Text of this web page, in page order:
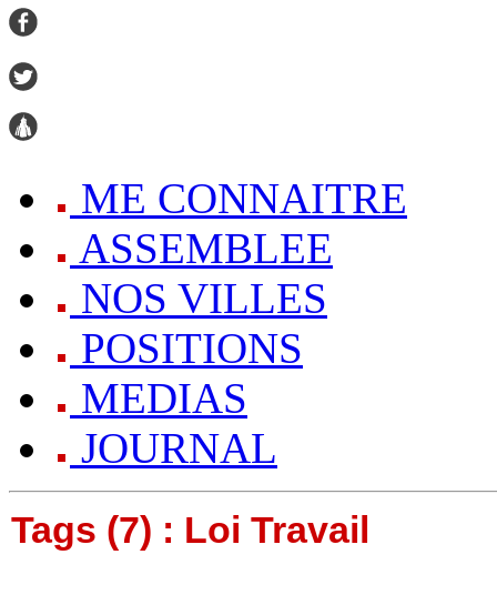
ME CONNAITRE
ASSEMBLEE
NOS VILLES
POSITIONS
MEDIAS
JOURNAL
Tags (7) : Loi Travail